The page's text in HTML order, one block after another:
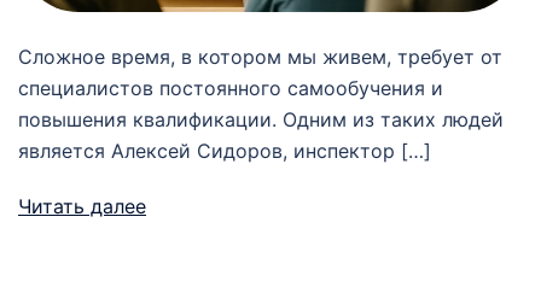
Сложное время, в котором мы живем, требует от
специалистов постоянного самообучения и
повышения квалификации. Одним из таких людей
является Алексей Сидоров, инспектор […]
Читать далее